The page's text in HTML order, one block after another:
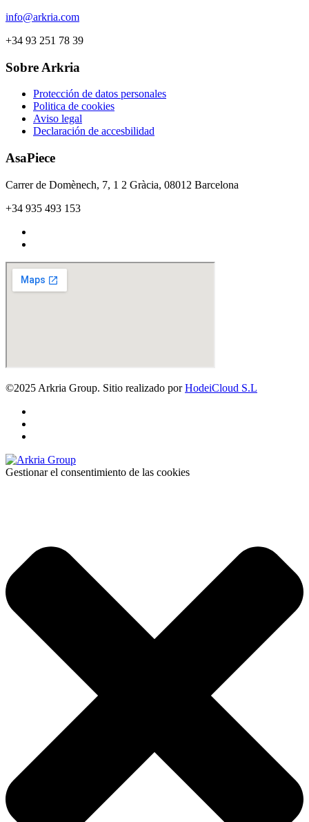
info@arkria.com
+34 93 251 78 39​
Sobre Arkria
Protección de datos personales
Politica de cookies
Aviso legal
Declaración de accesbilidad
AsaPiece
Carrer de Domènech, 7, 1 2 Gràcia, 08012 Barcelona
+34 935 493 153
©2025 Arkria Group. Sitio realizado porHodeiCloud S.L
Gestionar el consentimiento de las cookies